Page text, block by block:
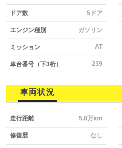
ドア数 5ドア
エンジン種別 ガソリン
ミッション AT
車台番号（下3桁） 239
車両状況
走行距離 5.8万km
修復歴 なし